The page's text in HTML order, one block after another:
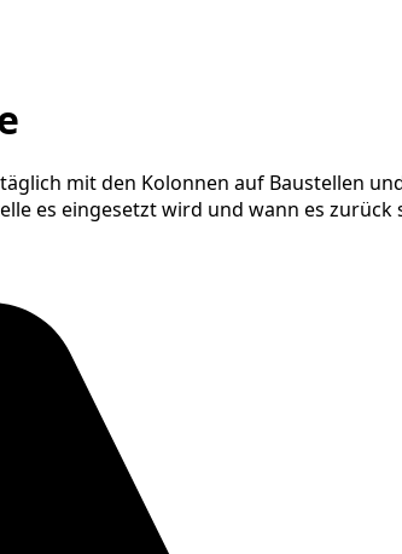
mit den Kolonnen auf Baustellen
es eingesetzt wird und wann es zurück